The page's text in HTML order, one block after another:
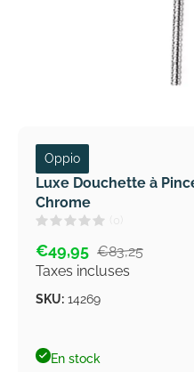
Oppio
Luxe Douchette à
Chrome
€49,95 €83,25
Taxes incluses
SKU: 14269
En stock